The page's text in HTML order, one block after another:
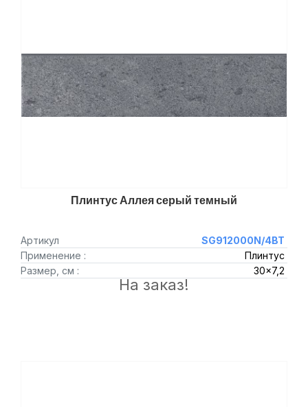
Плинтус Аллея серый темный
Артикул
SG912000N/4BT
Применение :
Плинтус
Размер, см :
30x7,2
На заказ!